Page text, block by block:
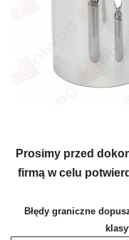
Prosimy przed
firmą w celu
Błędy graniczne